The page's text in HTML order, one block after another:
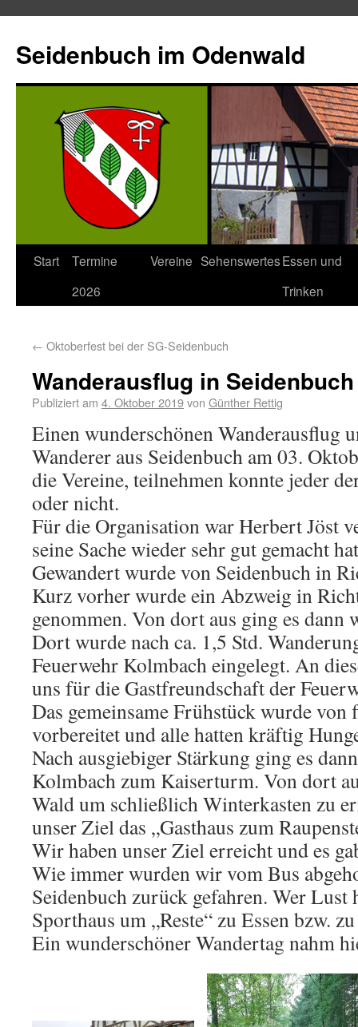
Seidenbuch im Odenwald
Start
Termine
2026
Vereine SehenswertesEssen und
Trinken
← Oktoberfest bei der SG-Seidenbuch
Wanderausflug in Seidenbuch
Publiziert am 4. Oktober 2019von Günther Rettig
Einen wunderschönen Wanderausflug
Wanderer aus Seidenbuch am 03.
die Vereine, teilnehmen konnte jeder
oder nicht.
Für die Organisation war Herbert Jöst
seine Sache wieder sehr gut gemacht
Gewandert wurde von Seidenbuch in
Kurz vorher wurde ein Abzweig in
genommen. Von dort aus ging es dann
Dort wurde nach ca. 1,5 Std.
Feuerwehr Kolmbach eingelegt. An
uns für die Gastfreundschaft der
Das gemeinsame Frühstück wurde
vorbereitet und alle hatten kräftig
Nach ausgiebiger Stärkung ging es
Kolmbach zum Kaiserturm. Von dort
Wald um schließlich Winterkasten zu
unser Ziel das „Gasthaus zum
Wir haben unser Ziel erreicht und es
Wie immer wurden wir vom Bus
Seidenbuch zurück gefahren. Wer Lust
Sporthaus um „Reste“ zu Essen bzw.
Ein wunderschöner Wandertag nahm